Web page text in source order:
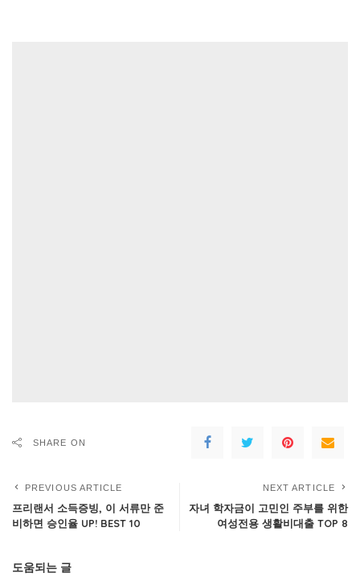
SHARE ON
PREVIOUS ARTICLE
프리랜서 소득증빙, 이 서류만 준
비하면 승인율 UP! BEST 10
NEXT ARTICLE
자녀 학자금이 고민인 주부를 위한
여성전용 생활비대출 TOP 8
도움되는 글